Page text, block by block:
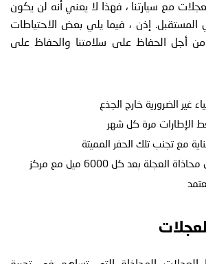
مع سيارتنا ، فهذا لا يعني أنه لن يكون
إذن ، فيما يلي بعض الاحتياطات
من أجل الحفاظ على سلامتنا والحفاظ على
غير الضرورية خارج الجذع
مرة كل شهر
مع تجنب تلك الحفر المميتة
قم بفحص محاذاة العجلة بعد كل 6000 ميل مع مركز